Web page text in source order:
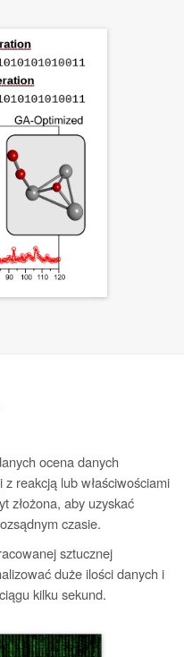
ocena danych
reakcją lub właściwościami
złożona, aby uzyskać
czasie.
sztucznej
duże ilości danych i
kilku sekund.